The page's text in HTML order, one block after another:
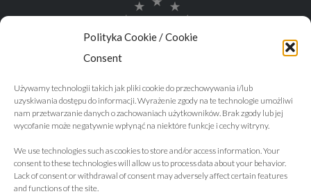
Polityka Cookie / Cookie
Consent
Używamy technologii takich jak pliki cookie do przechowywania i/lub
uzyskiwania dostępu do informacji. Wyrażenie zgody na te technologie umożliwi
nam przetwarzanie danych o zachowaniach użytkowników. Brak zgody lub jej
wycofanie może negatywnie wpłynąć na niektóre funkcje i cechy witryny.
We use technologies such as cookies to store and/or access information. Your
consent to these technologies will allow us to process data about your behavior.
Lack of consent or withdrawal of consent may adversely affect certain features
and functions of the site.